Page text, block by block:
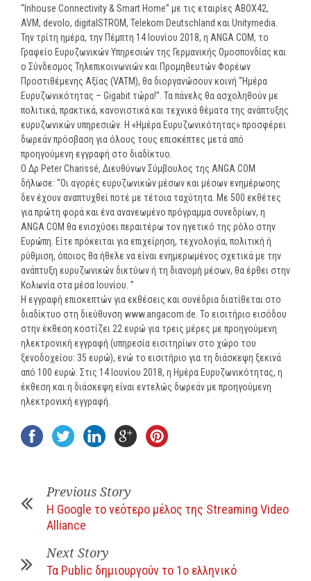
“Inhouse Connectivity & Smart Home” με τις εταιρίες ABOX42,
AVM, devolo, digitalSTROM, Telekom Deutschland και Unitymedia.
Την τρίτη ημέρα, την Πέμπτη 14 Ιουνίου 2018, η ANGA COM, το
Γραφείο Ευρυζωνικών Υπηρεσιών της Γερμανικής Ομοσπονδίας και
ο Σύνδεσμος Τηλεπικοινωνιών και Προμηθευτών Φορέων
Προστιθέμενης Αξίας (VATM), θα διοργανώσουν κοινή “Ημέρα
Ευρυζωνικότητας – Gigabit τώρα!”. Τα πάνελς θα ασχοληθούν με
πολιτικά, πρακτικά, κανονιστικά και τεχνικά θέματα της ανάπτυξης
ευρυζωνικών υπηρεσιών. Η «Ημέρα Ευρυζωνικότητας» προσφέρει
δωρεάν πρόσβαση για όλους τους επισκέπτες μετά από
προηγούμενη εγγραφή στο διαδίκτυο.
Ο Δρ Peter Charissé, Διευθύνων Σύμβουλος της ANGA COM
δήλωσε: “Οι αγορές ευρυζωνικών μέσων και μέσων ενημέρωσης
δεν έχουν αναπτυχθεί ποτέ με τέτοια ταχύτητα. Με 500 εκθέτες
για πρώτη φορά και ένα ανανεωμένο πρόγραμμα συνεδρίων, η
ANGA COM θα ενισχύσει περαιτέρω τον ηγετικό της ρόλο στην
Ευρώπη. Είτε πρόκειται για επιχείρηση, τεχνολογία, πολιτική ή
ρύθμιση, όποιος θα ήθελε να είναι ενημερωμένος σχετικά με την
ανάπτυξη ευρυζωνικών δικτύων ή τη διανομή μέσων, θα έρθει στην
Κολωνία στα μέσα Ιουνίου. ”
Η εγγραφή επισκεπτών για εκθέσεις και συνέδρια διατίθεται στο
διαδίκτυο στη διεύθυνση www.angacom.de. Το εισιτήριο εισόδου
στην έκθεση κοστίζει 22 ευρώ για τρεις μέρες με προηγούμενη
ηλεκτρονική εγγραφή (υπηρεσία εισιτηρίων στο χώρο του
ξενοδοχείου: 35 ευρώ), ενώ το εισιτήριο για τη διάσκεψη ξεκινά
από 100 ευρώ. Στις 14 Ιουνίου 2018, η Ημέρα Ευρυζωνικότητας, η
έκθεση και η διάσκεψη είναι εντελώς δωρεάν με προηγούμενη
ηλεκτρονική εγγραφή.
Previous Story
Η Google το νεότερο μέλος της Streaming Video
Alliance
Next Story
Τα Public δημιουργούν τo 1ο ελληνικό